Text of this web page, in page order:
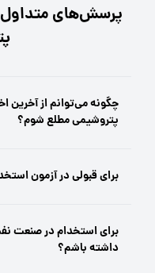
پرسش‌های
چگونه می‌توانم از آخرین
پتروشیمی مطلع شوم؟
برای قبولی در آزمون
برای استخدام در صنعت
داشته باشم؟